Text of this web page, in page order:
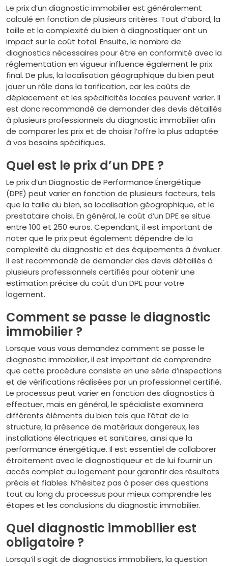
Le prix d’un diagnostic immobilier est généralement
calculé en fonction de plusieurs critères. Tout d’abord, la
taille et la complexité du bien à diagnostiquer ont un
impact sur le coût total. Ensuite, le nombre de
diagnostics nécessaires pour être en conformité avec la
réglementation en vigueur influence également le prix
final. De plus, la localisation géographique du bien peut
jouer un rôle dans la tarification, car les coûts de
déplacement et les spécificités locales peuvent varier. Il
est donc recommandé de demander des devis détaillés
à plusieurs professionnels du diagnostic immobilier afin
de comparer les prix et de choisir l’offre la plus adaptée
à vos besoins spécifiques.
Quel est le prix d’un DPE ?
Le prix d’un Diagnostic de Performance Énergétique
(DPE) peut varier en fonction de plusieurs facteurs, tels
que la taille du bien, sa localisation géographique, et le
prestataire choisi. En général, le coût d’un DPE se situe
entre 100 et 250 euros. Cependant, il est important de
noter que le prix peut également dépendre de la
complexité du diagnostic et des équipements à évaluer.
Il est recommandé de demander des devis détaillés à
plusieurs professionnels certifiés pour obtenir une
estimation précise du coût d’un DPE pour votre
logement.
Comment se passe le diagnostic
immobilier ?
Lorsque vous vous demandez comment se passe le
diagnostic immobilier, il est important de comprendre
que cette procédure consiste en une série d’inspections
et de vérifications réalisées par un professionnel certifié.
Le processus peut varier en fonction des diagnostics à
effectuer, mais en général, le spécialiste examinera
différents éléments du bien tels que l’état de la
structure, la présence de matériaux dangereux, les
installations électriques et sanitaires, ainsi que la
performance énergétique. Il est essentiel de collaborer
étroitement avec le diagnostiqueur et de lui fournir un
accès complet au logement pour garantir des résultats
précis et fiables. N’hésitez pas à poser des questions
tout au long du processus pour mieux comprendre les
étapes et les conclusions du diagnostic immobilier.
Quel diagnostic immobilier est
obligatoire ?
Lorsqu’il s’agit de diagnostics immobiliers, la question